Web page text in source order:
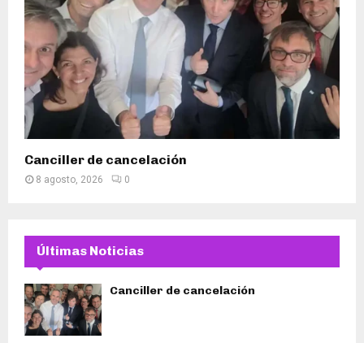
Canciller de cancelación
8 agosto, 2026 0
Últimas Noticias
Canciller de cancelación